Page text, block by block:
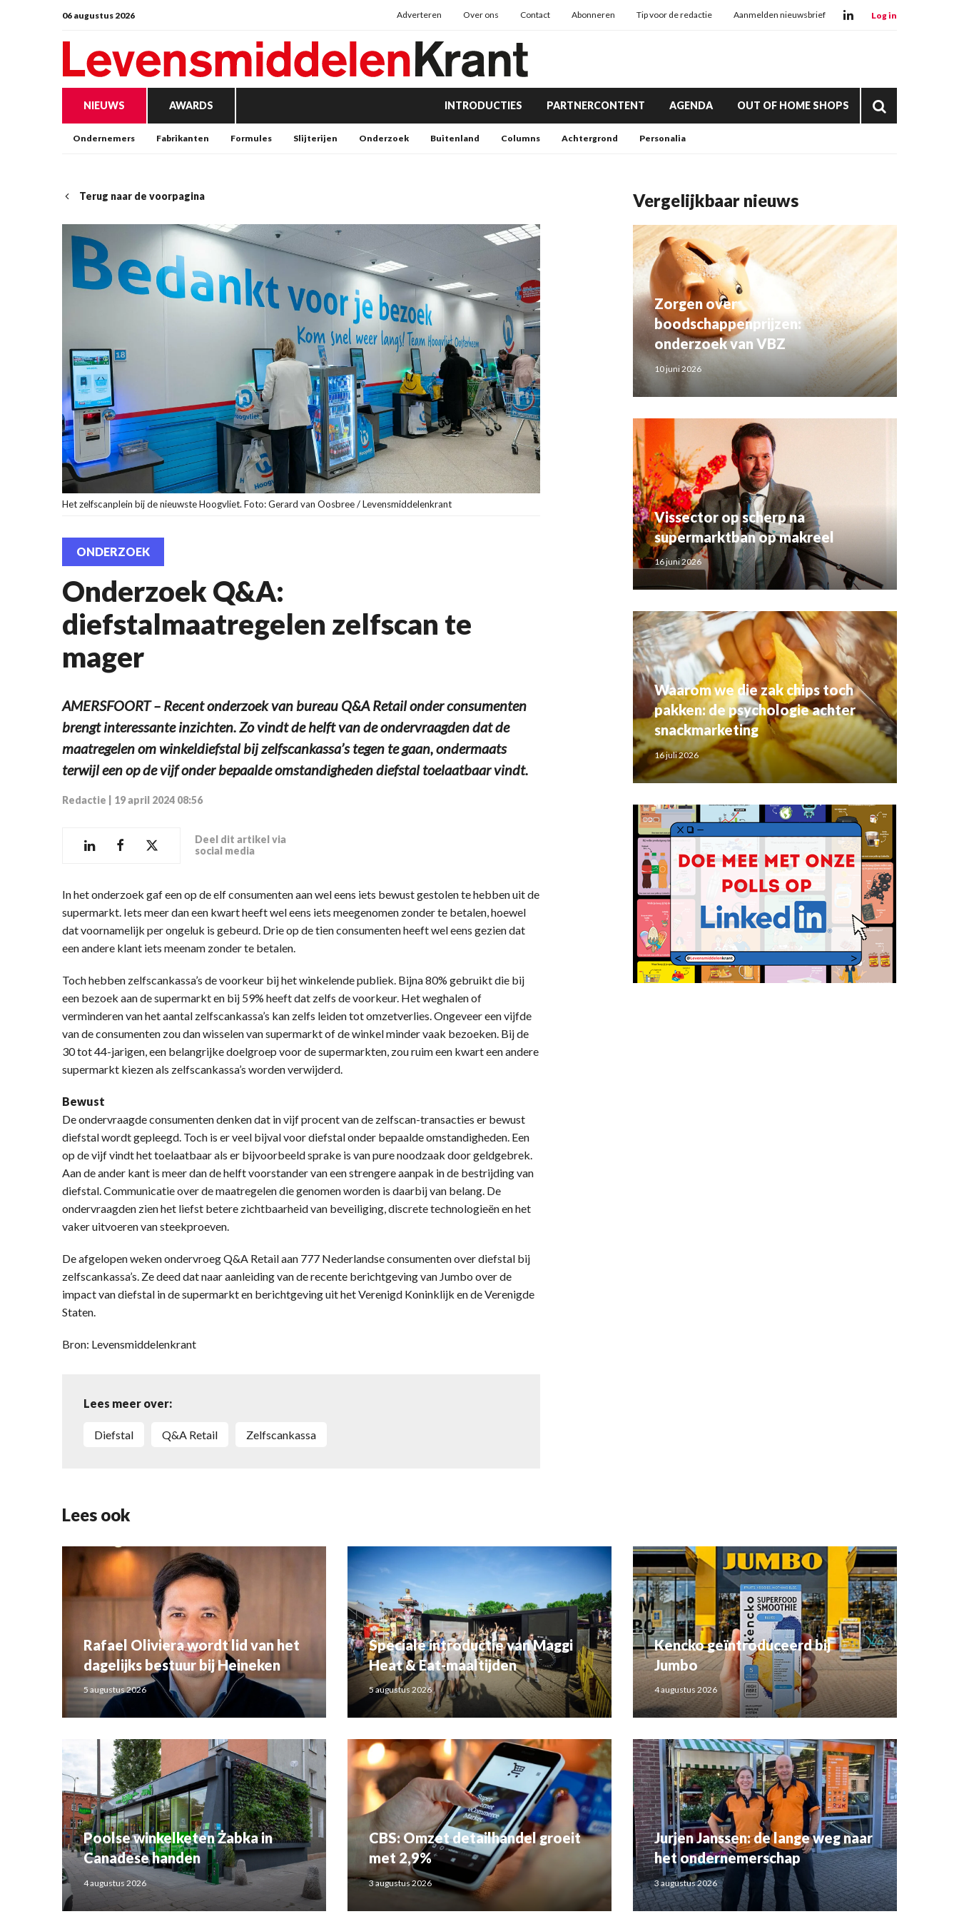
06 augustus 2026 Adverteren Over ons Contact Abonneren Tip voor de redactie Aanmelden nieuwsbrief Log in
NIEUWS AWARDS INTRODUCTIES PARTNERCONTENT AGENDA OUT OF HOME SHOPS
Ondernemers Fabrikanten Formules Slijterijen Onderzoek Buitenland Columns Achtergrond Personalia
Terug naar de voorpagina
Het zelfscanplein bij de nieuwste Hoogvliet. Foto: Gerard van Oosbree / Levensmiddelenkrant
ONDERZOEK
Onderzoek Q&A:
diefstalmaatregelen zelfscan te
mager
AMERSFOORT – Recent onderzoek van bureau Q&A Retail onder consumenten
brengt interessante inzichten. Zo vindt de helft van de ondervraagden dat de
maatregelen om winkeldiefstal bij zelfscankassa’s tegen te gaan, ondermaats
terwijl een op de vijf onder bepaalde omstandigheden diefstal toelaatbaar vindt.
Redactie 19 april 2024 08:56
Deel dit artikel via
social media
In het onderzoek gaf een op de elf consumenten aan wel eens iets bewust gestolen te hebben uit de
supermarkt. Iets meer dan een kwart heeft wel eens iets meegenomen zonder te betalen, hoewel
dat voornamelijk per ongeluk is gebeurd. Drie op de tien consumenten heeft wel eens gezien dat
een andere klant iets meenam zonder te betalen.
Toch hebben zelfscankassa’s de voorkeur bij het winkelende publiek. Bijna 80% gebruikt die bij
een bezoek aan de supermarkt en bij 59% heeft dat zelfs de voorkeur. Het weghalen of
verminderen van het aantal zelfscankassa’s kan zelfs leiden tot omzetverlies. Ongeveer een vijfde
van de consumenten zou dan wisselen van supermarkt of de winkel minder vaak bezoeken. Bij de
30 tot 44-jarigen, een belangrijke doelgroep voor de supermarkten, zou ruim een kwart een andere
supermarkt kiezen als zelfscankassa’s worden verwijderd.
Bewust
De ondervraagde consumenten denken dat in vijf procent van de zelfscan-transacties er bewust
diefstal wordt gepleegd. Toch is er veel bijval voor diefstal onder bepaalde omstandigheden. Een
op de vijf vindt het toelaatbaar als er bijvoorbeeld sprake is van pure noodzaak door geldgebrek.
Aan de ander kant is meer dan de helft voorstander van een strengere aanpak in de bestrijding van
diefstal. Communicatie over de maatregelen die genomen worden is daarbij van belang. De
ondervraagden zien het liefst betere zichtbaarheid van beveiliging, discrete technologieën en het
vaker uitvoeren van steekproeven.
De afgelopen weken ondervroeg Q&A Retail aan 777 Nederlandse consumenten over diefstal bij
zelfscankassa’s. Ze deed dat naar aanleiding van de recente berichtgeving van Jumbo over de
impact van diefstal in de supermarkt en berichtgeving uit het Verenigd Koninklijk en de Verenigde
Staten.
Bron: Levensmiddelenkrant
Lees meer over:
diefstal Q&A Retail zelfscankassa
Vergelijkbaar nieuws
Zorgen over
boodschappenprijzen:
onderzoek van VBZ
10 juni 2026
Vissector op scherp na
supermarktban op makreel
16 juni 2026
Waarom we die zak chips toch
pakken: de psychologie achter
snackmarketing
16 juli 2026
Lees ook
Rafael Oliviera wordt lid van het
dagelijks bestuur bij Heineken
5 augustus 2026
Speciale introductie van Maggi
Heat & Eat-maaltijden
5 augustus 2026
Kencko geïntroduceerd bij
Jumbo
4 augustus 2026
Poolse winkelketen Żabka in
Canadese handen
4 augustus 2026
CBS: Omzet detailhandel groeit
met 2,9%
3 augustus 2026
Jurjen Janssen: de lange weg naar
het ondernemerschap
3 augustus 2026